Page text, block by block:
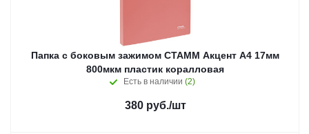
Папка с боковым зажимом СТАММ Акцент А4 17мм
800мкм пластик коралловая
Есть в наличии (2)
380руб./шт